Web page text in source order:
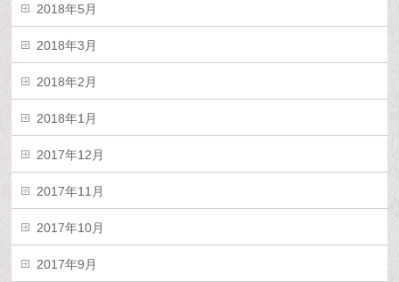
2018年5月
2018年3月
2018年2月
2018年1月
2017年12月
2017年11月
2017年10月
2017年9月